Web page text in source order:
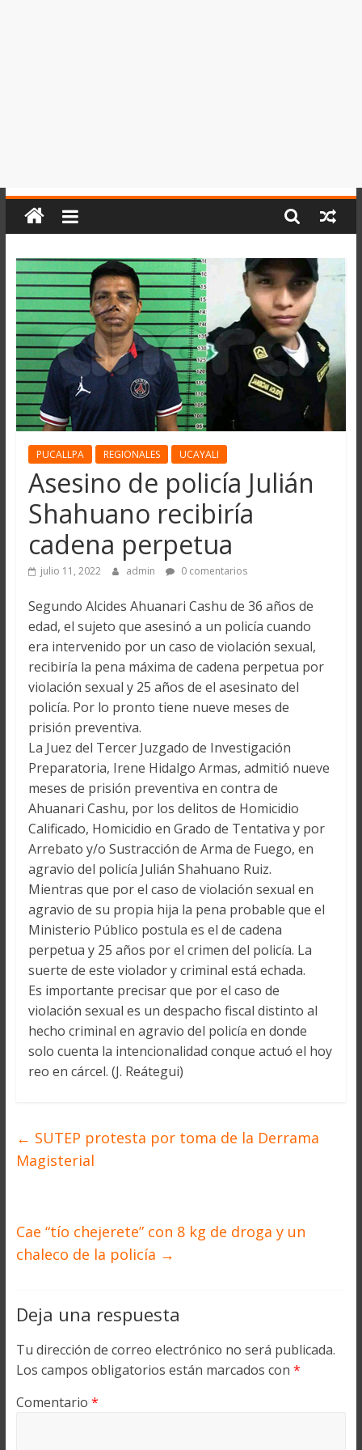
PUCALLPA REGIONALES UCAYALI
Asesino de policía Julián
Shahuano recibiría
cadena perpetua
julio 11, 2022 admin 0 comentarios
Segundo Alcides Ahuanari Cashu de 36 años de
edad, el sujeto que asesinó a un policía cuando
era intervenido por un caso de violación sexual,
recibiría la pena máxima de cadena perpetua por
violación sexual y 25 años de el asesinato del
policía. Por lo pronto tiene nueve meses de
prisión preventiva.
La Juez del Tercer Juzgado de Investigación
Preparatoria, Irene Hidalgo Armas, admitió nueve
meses de prisión preventiva en contra de
Ahuanari Cashu, por los delitos de Homicidio
Calificado, Homicidio en Grado de Tentativa y por
Arrebato y/o Sustracción de Arma de Fuego, en
agravio del policía Julián Shahuano Ruiz.
Mientras que por el caso de violación sexual en
agravio de su propia hija la pena probable que el
Ministerio Público postula es el de cadena
perpetua y 25 años por el crimen del policía. La
suerte de este violador y criminal está echada.
Es importante precisar que por el caso de
violación sexual es un despacho fiscal distinto al
hecho criminal en agravio del policía en donde
solo cuenta la intencionalidad conque actuó el hoy
reo en cárcel. (J. Reátegui)
← SUTEP protesta por toma de la Derrama
Magisterial
Cae “tío chejerete” con 8 kg de droga y un
chaleco de la policía →
Deja una respuesta
Tu dirección de correo electrónico no será publicada.
Los campos obligatorios están marcados con *
Comentario *